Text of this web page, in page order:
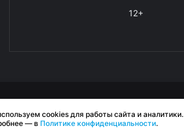
12+
Разработано RASA
cookies для работы сайта и аналитики.
— в Политике конфиденциальности.